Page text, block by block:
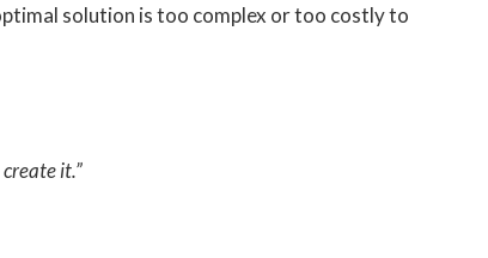
solution is too complex or too costly to
it.”